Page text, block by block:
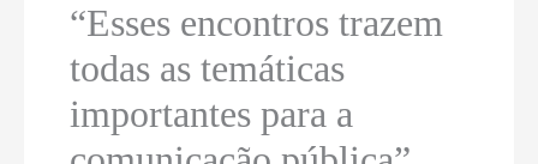
“Esses encontros trazem
todas as temáticas
importantes para a